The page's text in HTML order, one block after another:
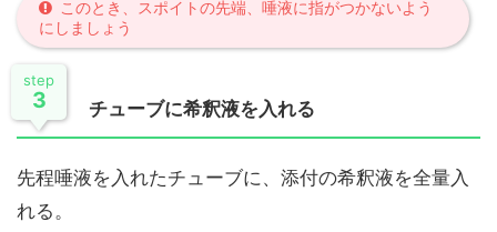
このとき、スポイトの先端、唾液に指がつかないよう
にしましょう
step
3 チューブに希釈液を入れる
先程唾液を入れたチューブに、添付の希釈液を全量入
れる。